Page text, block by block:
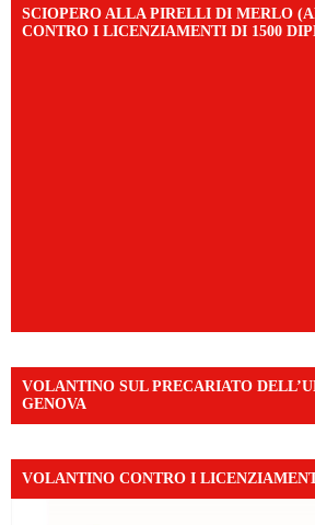
SCIOPERO ALLA PIRELLI DI MERLO
CONTRO I LICENZIAMENTI DI 1500
VOLANTINO SUL PRECARIATO
GENOVA
VOLANTINO CONTRO I